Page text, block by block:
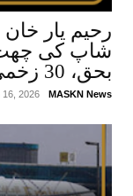
رحیم یار
بحق، 30 زخمی
MASKN News
16, 2026